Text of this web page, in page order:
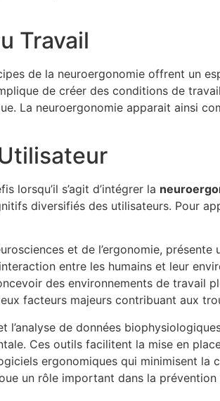
Travail
de la neuroergonomie offrent un
de créer des conditions de
La neuroergonomie apparait ainsi
lorsqu’il s’agit d’intégrer la
diversifiés des utilisateurs. Pour
et de l’ergonomie,
entre les humains et leur
des environnements de travail
facteurs majeurs contribuant aux
de données
Ces outils facilitent la mise en
ergonomiques qui minimisent la
un rôle important dans la